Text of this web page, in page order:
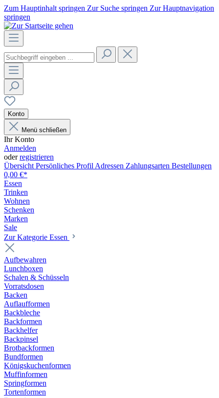
Zum Hauptinhalt springen Zur Suche springen Zur Hauptnavigation
springen
Konto
Menü schließen
Ihr Konto
Anmelden
oderregistrieren
Übersicht Persönliches Profil Adressen Zahlungsarten Bestellungen
0,00 €*
Essen
Trinken
Wohnen
Schenken
Marken
Sale
Zur Kategorie Essen
Aufbewahren
Lunchboxen
Schalen & Schüsseln
Vorratsdosen
Backen
Auflaufformen
Backbleche
Backformen
Backhelfer
Backpinsel
Brotbackformen
Bundformen
Königskuchenformen
Muffinformen
Springformen
Tortenformen